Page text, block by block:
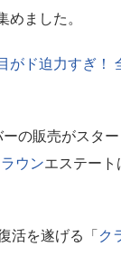
めました。
がド迫力すぎ！
の販売がスター
ウンエステート
活を遂げる「 ク